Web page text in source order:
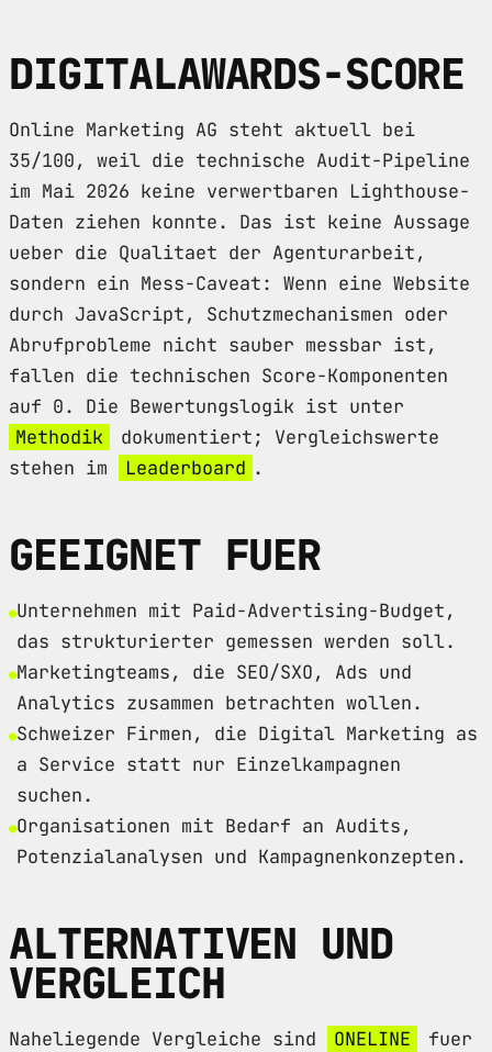
DIGITALAWARDS-SCORE
Online Marketing AG steht aktuell bei
35/100, weil die technische Audit-Pipeline
im Mai 2026 keine verwertbaren Lighthouse-
Daten ziehen konnte. Das ist keine Aussage
ueber die Qualitaet der Agenturarbeit,
sondern ein Mess-Caveat: Wenn eine Website
durch JavaScript, Schutzmechanismen oder
Abrufprobleme nicht sauber messbar ist,
fallen die technischen Score-Komponenten
auf 0. Die Bewertungslogik ist unter
Methodik
dokumentiert; Vergleichswerte
stehen im
Leaderboard .
GEEIGNET FUER
Unternehmen mit Paid-Advertising-Budget,
das strukturierter gemessen werden soll.
Marketingteams, die SEO/SXO, Ads und
Analytics zusammen betrachten wollen.
Schweizer Firmen, die Digital Marketing as
a Service statt nur Einzelkampagnen
suchen.
Organisationen mit Bedarf an Audits,
Potenzialanalysen und Kampagnenkonzepten.
ALTERNATIVEN UND
VERGLEICH
Naheliegende Vergleiche sind ONELINE fuer